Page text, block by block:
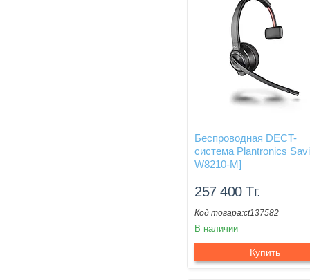
Беспроводная DECT-
система Plantronics
W8210-M]
257 400Тг.
ct137582
В наличии
Купить